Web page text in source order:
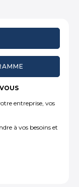
entreprise, vos
à vos besoins et